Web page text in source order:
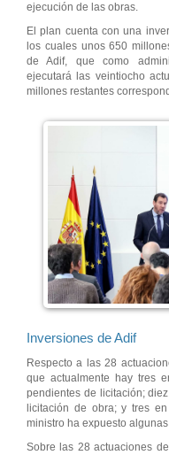
ejecución de las obras.
El plan cuenta con una
los cuales unos 650
de Adif, que como
ejecutará las veintiocho
millones restantes
Inversiones de Adif
Respecto a las 28
que actualmente hay tres
pendientes de licitación;
licitación de obra; y tres
ministro ha expuesto
Sobre las 28 actuaciones